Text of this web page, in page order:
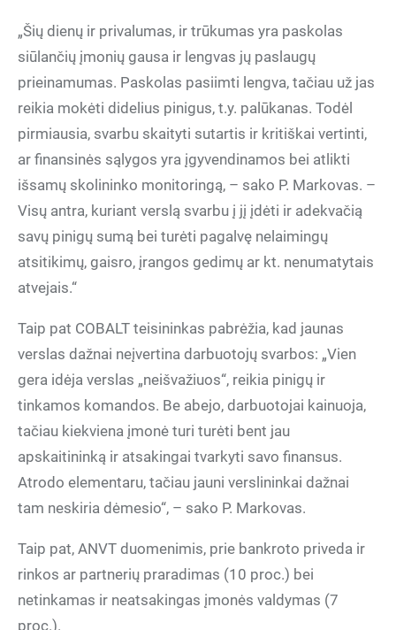
„Šių dienų ir privalumas, ir trūkumas yra paskolas
siūlančių įmonių gausa ir lengvas jų paslaugų
prieinamumas. Paskolas pasiimti lengva, tačiau už jas
reikia mokėti didelius pinigus, t.y. palūkanas. Todėl
pirmiausia, svarbu skaityti sutartis ir kritiškai vertinti,
ar finansinės sąlygos yra įgyvendinamos bei atlikti
išsamų skolininko monitoringą, – sako P. Markovas. –
Visų antra, kuriant verslą svarbu į jį įdėti ir adekvačią
savų pinigų sumą bei turėti pagalvę nelaimingų
atsitikimų, gaisro, įrangos gedimų ar kt. nenumatytais
atvejais.“
Taip pat COBALT teisininkas pabrėžia, kad jaunas
verslas dažnai neįvertina darbuotojų svarbos: „Vien
gera idėja verslas „neišvažiuos“, reikia pinigų ir
tinkamos komandos. Be abejo, darbuotojai kainuoja,
tačiau kiekviena įmonė turi turėti bent jau
apskaitininką ir atsakingai tvarkyti savo finansus.
Atrodo elementaru, tačiau jauni verslininkai dažnai
tam neskiria dėmesio“, – sako P. Markovas.
Taip pat, ANVT duomenimis, prie bankroto priveda ir
rinkos ar partnerių praradimas (10 proc.) bei
netinkamas ir neatsakingas įmonės valdymas (7
proc.).